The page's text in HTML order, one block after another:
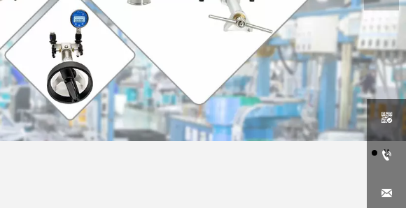


